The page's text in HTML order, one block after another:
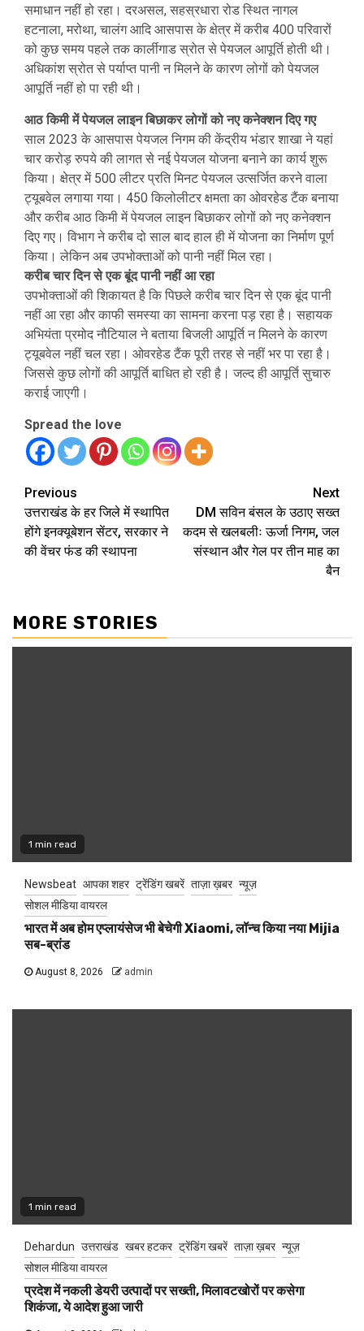
समाधान नहीं हो रहा। दरअसल, सहस्रधारा रोड स्थित नागल
हटनाला, मरोथा, चालंग आदि आसपास के क्षेत्र में करीब 400 परिवारों
को कुछ समय पहले तक कार्लीगाड स्रोत से पेयजल आपूर्ति होती थी।
अधिकांश स्रोत से पर्याप्त पानी न मिलने के कारण लोगों को पेयजल
आपूर्ति नहीं हो पा रही थी।
आठ किमी में पेयजल लाइन बिछाकर लोगों को नए कनेक्शन दिए गए
साल 2023 के आसपास पेयजल निगम की केंद्रीय भंडार शाखा ने यहां
चार करोड़ रुपये की लागत से नई पेयजल योजना बनाने का कार्य शुरू
किया। क्षेत्र में 500 लीटर प्रति मिनट पेयजल उत्सर्जित करने वाला
ट्यूबवेल लगाया गया। 450 किलोलीटर क्षमता का ओवरहेड टैंक बनाया
और करीब आठ किमी में पेयजल लाइन बिछाकर लोगों को नए कनेक्शन
दिए गए। विभाग ने करीब दो साल बाद हाल ही में योजना का निर्माण पूर्ण
किया। लेकिन अब उपभोक्ताओं को पानी नहीं मिल रहा।
करीब चार दिन से एक बूंद पानी नहीं आ रहा
उपभोक्ताओं की शिकायत है कि पिछले करीब चार दिन से एक बूंद पानी
नहीं आ रहा और काफी समस्या का सामना करना पड़ रहा है। सहायक
अभियंता प्रमोद नौटियाल ने बताया बिजली आपूर्ति न मिलने के कारण
ट्यूबवेल नहीं चल रहा। ओवरहेड टैंक पूरी तरह से नहीं भर पा रहा है।
जिससे कुछ लोगों की आपूर्ति बाधित हो रही है। जल्द ही आपूर्ति सुचारु
कराई जाएगी।
Spread the love
Continue
Reading
Previous
उत्तराखंड के हर जिले में स्थापित
होंगे इनक्यूबेशन सेंटर, सरकार ने
की वेंचर फंड की स्थापना
Next
DM सविन बंसल के उठाए सख्त
कदम से खलबलीः ऊर्जा निगम, जल
संस्थान और गेल पर तीन माह का
बैन
MORE STORIES
1 min read
Newsbeat आपका शहर ट्रेंडिंग खबरें ताज़ा ख़बर न्यूज़
सोशल मीडिया वायरल
भारत में अब होम एप्लायंसेज भी बेचेगी Xiaomi, लॉन्च किया नया Mijia
सब-ब्रांड
August 8, 2026 admin
1 min read
Dehardun उत्तराखंड खबर हटकर ट्रेंडिंग खबरें ताज़ा ख़बर न्यूज़
सोशल मीडिया वायरल
प्रदेश में नकली डेयरी उत्पादों पर सख्ती, मिलावटखोरों पर कसेगा
शिकंजा, ये आदेश हुआ जारी